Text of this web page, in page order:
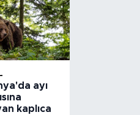
ayı
kaplıca